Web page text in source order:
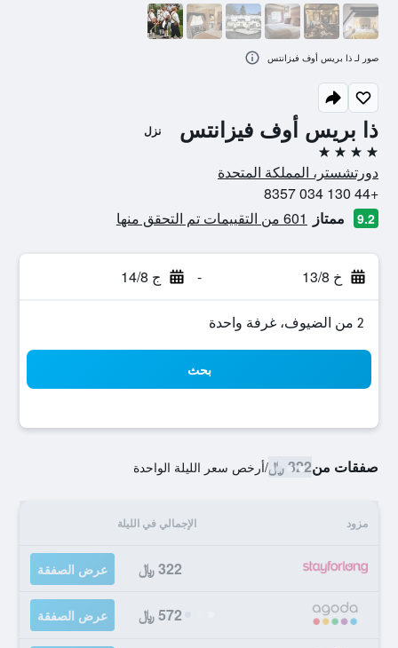
ذا بريس أوف فيزانتس نزل
4 نجوم
دورتشستر، المملكة المتحدة
+44 130 034 8357
9.2 ممتاز 601 من التقييمات تم التحقق منها
خ 13/8 - ج 14/8
2 من الضيوف، غرفة واحدة
بحث
صفقات من322 ﷼ /أرخص سعر الليلة الواحدة
مزود الإجمالي في الليلة
322 ﷼ عرض الصفقة
572 ﷼ عرض الصفقة
صور لـ ذا بريس أوف فيزانتس